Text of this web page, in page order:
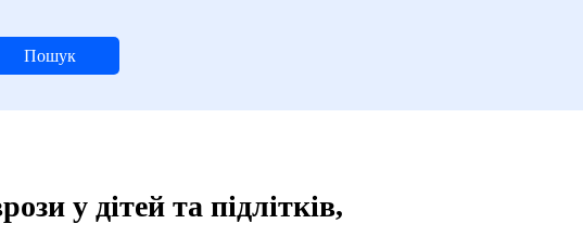
Пошук
у дітей та підлітків,